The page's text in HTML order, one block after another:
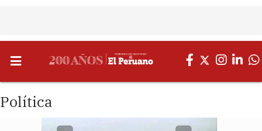
Política